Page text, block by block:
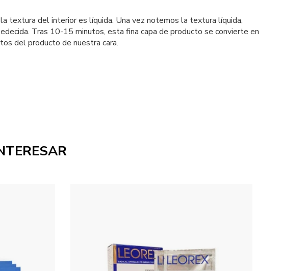
textura del interior es líquida. Una vez notemos la textura líquida,
Tras 10-15 minutos, esta fina capa de producto se convierte en
del producto de nuestra cara.